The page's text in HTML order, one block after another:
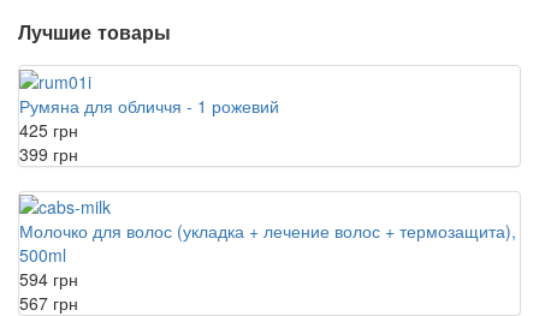
Лучшие товары
Румяна для обличчя - 1 рожевий
425 грн
399 грн
Молочко для волос (укладка + лечение волос + термозащита),
500ml
594 грн
567 грн